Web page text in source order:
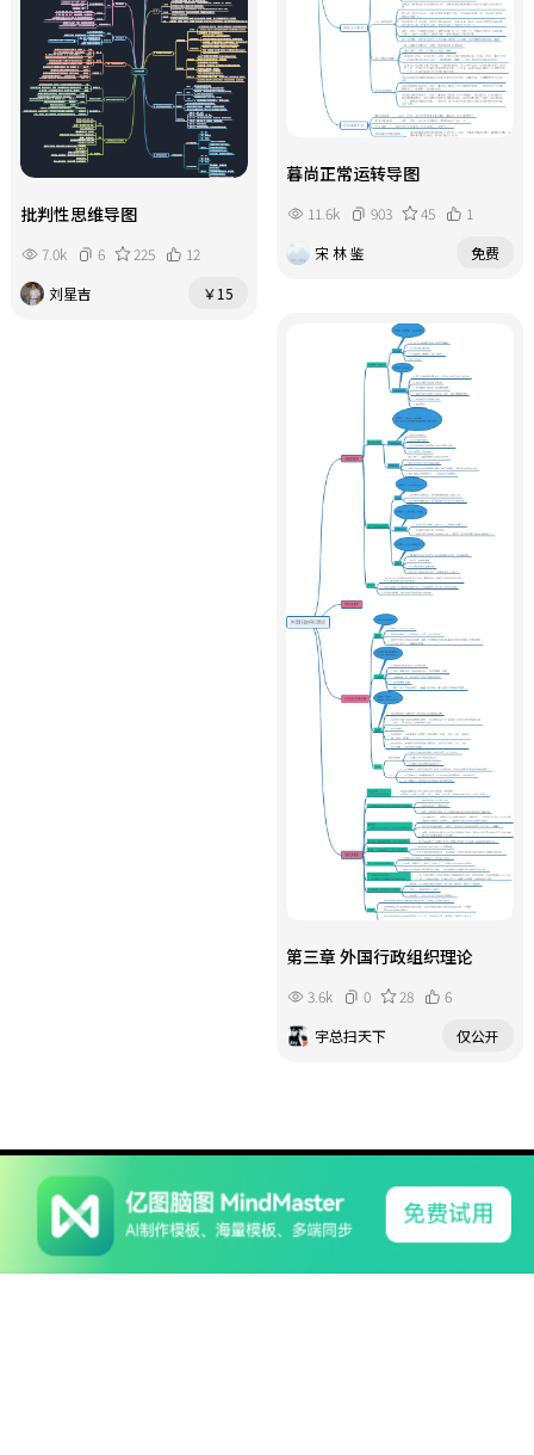
暮尚正常运转导图
11.6k 903 45
1
宋 林 鉴
免费
批判性思维导图
7.0k 6 225
12
刘星吉
￥15
第三章 外国行政组织理论
3.6k 0 28
6
宇总扫天下
仅公开